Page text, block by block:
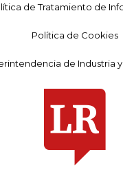
de Tratamiento de
Política de Cookies
de Industria